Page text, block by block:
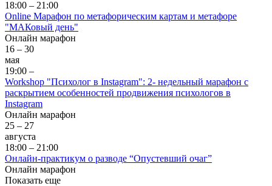
18:00 – 21:00
Online Марафон по метафорическим картам и метафоре
"МАКовый день"
Онлайн марафон
16 – 30
мая
19:00 –
Workshop "Психолог в Instagram": 2- недельный марафон с
раскрытием особенностей продвижения психологов в
Instagram
Онлайн марафон
25 – 27
августа
18:00 – 21:00
Онлайн-практикум о разводе “Опустевший очаг”
Онлайн марафон
Показать еще